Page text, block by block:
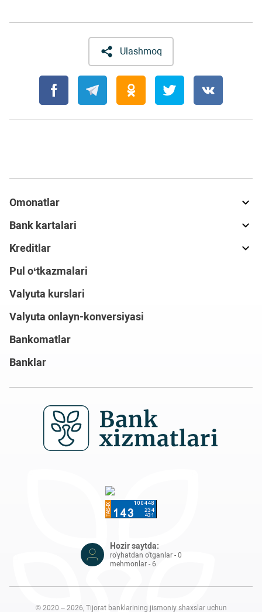
Ulashmoq
Omonatlar
Bank kartalari
Kreditlar
Pul o‘tkazmalari
Valyuta kurslari
Valyuta onlayn-konversiyasi
Bankomatlar
Banklar
Hozir saytda:
ro'yhatdan o'tganlar - 0
mehmonlar - 6
© 2020 – 2026, Tijorat banklarining jismoniy shaxslar uchun